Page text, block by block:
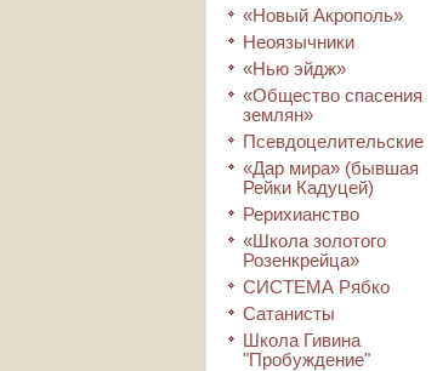
«Новый Акрополь»
Неоязычники
«Нью эйдж»
«Общество спасения
землян»
Псевдоцелительские
«Дар мира» (бывшая
Рейки Кадуцей)
Рерихианство
«Школа золотого
Розенкрейца»
СИСТЕМА Рябко
Сатанисты
Школа Гивина
"Пробуждение"